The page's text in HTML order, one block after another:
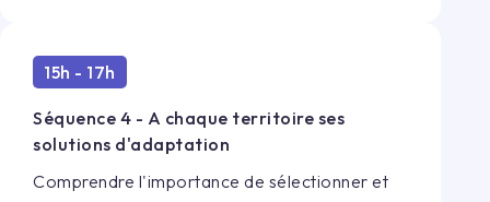
15h - 17h
Séquence 4 - A chaque territoire ses
solutions d'adaptation
Comprendre l'importance de sélectionner et